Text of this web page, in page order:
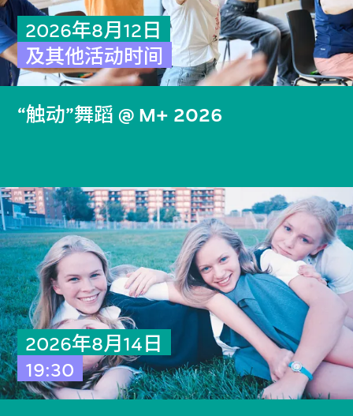
2026年8月12日
及其他活动时间
“触动”舞蹈 @ M+ 2026
2026年8月14日
19:30